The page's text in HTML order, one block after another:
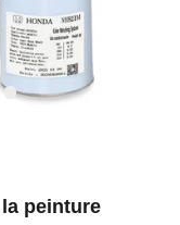
peinture